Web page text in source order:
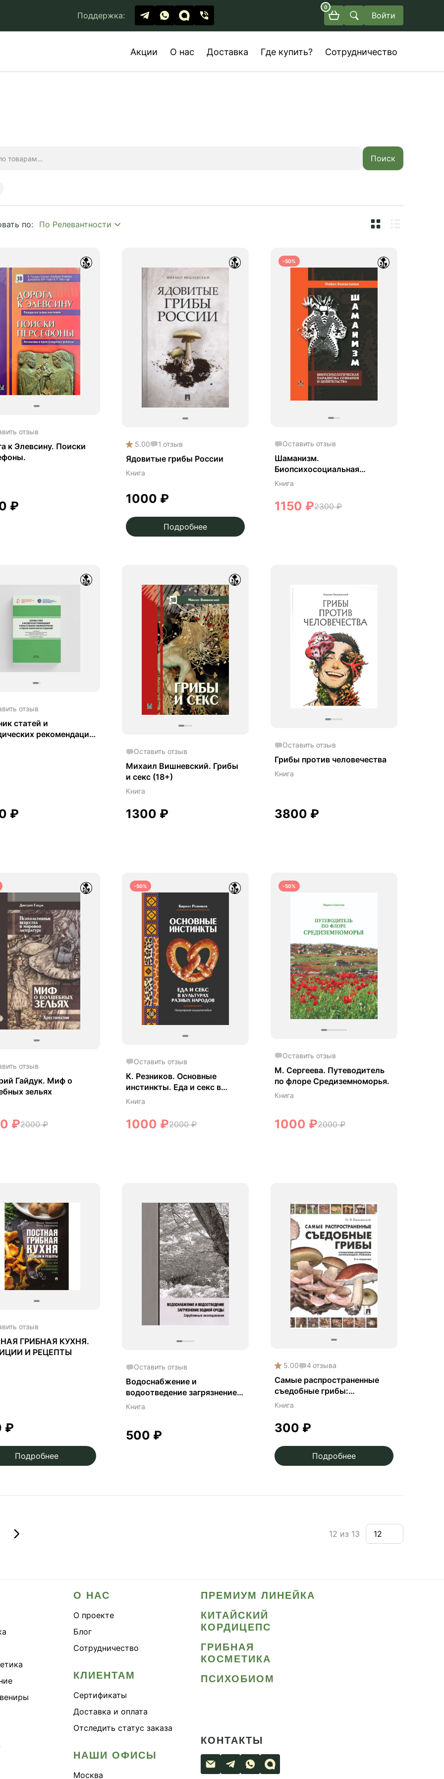
Поддержка:
0
Войти
Акции О нас Доставка Где купить? Сотрудничество
Поиск
по:
отзыв
к Элевсину. Поиски
₽
5.00 1 отзыв
Ядовитые грибы России
Книга
1000 ₽
Подробнее
-50%
Оставить отзыв
Шаманизм.
Биопсихосоциальная
парадигма сознания и
Винкельман
Книга
1150 ₽2300₽
отзыв
статей и
рекомендаций
₽
Оставить отзыв
Михаил Вишневский. Грибы
и секс (18+)
Книга
1300 ₽
Оставить отзыв
Грибы против человечества
Книга
3800 ₽
отзыв
Гайдук. Миф о
зельях
₽2000₽
-50%
Оставить отзыв
К. Резников. Основные
инстинкты. Еда и секс в
культурах разных народов:
Книга
1000 ₽2000₽
-50%
Оставить отзыв
М. Сергеева. Путеводитель
по флоре Средиземноморья.
Книга
1000 ₽2000₽
отзыв
ГРИБНАЯ КУХНЯ.
И РЕЦЕПТЫ
₽
Подробнее
Оставить отзыв
Водоснабжение и
водоотведение загрязнение
окружающей сред - В. Я.
Книга
500 ₽
5.00 4 отзыва
Самые распространенные
съедобные грибы:
справочник-определитель
Книга
300 ₽
Подробнее
12 из 13
О НАС
О проекте
Блог
Сотрудничество
КЛИЕНТАМ
Сертификаты
Доставка и оплата
Отследить статус заказа
НАШИ ОФИСЫ
Москва
ПРЕМИУМ ЛИНЕЙКА
КИТАЙСКИЙ
КОРДИЦЕПС
ГРИБНАЯ
КОСМЕТИКА
ПСИХОБИОМ
КОНТАКТЫ